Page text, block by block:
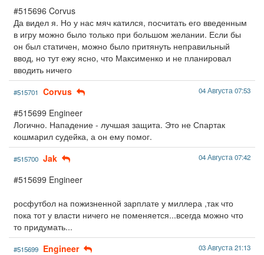
#515696 Corvus
Да видел я. Но у нас мяч катился, посчитать его введенным
в игру можно было только при большом желании. Если бы
он был статичен, можно было притянуть неправильный
ввод, но тут ежу ясно, что Максименко и не планировал
вводить ничего
#515701 Corvus 04 Августа 07:53
#515699 Engineer
Логично. Нападение - лучшая защита. Это не Спартак
кошмарил судейка, а он ему помог.
#515700 Jak 04 Августа 07:42
#515699 Engineer
росфутбол на пожизненной зарплате у миллера ,так что
пока тот у власти ничего не поменяется...всегда можно что
то придумать...
#515699 Engineer 03 Августа 21:13